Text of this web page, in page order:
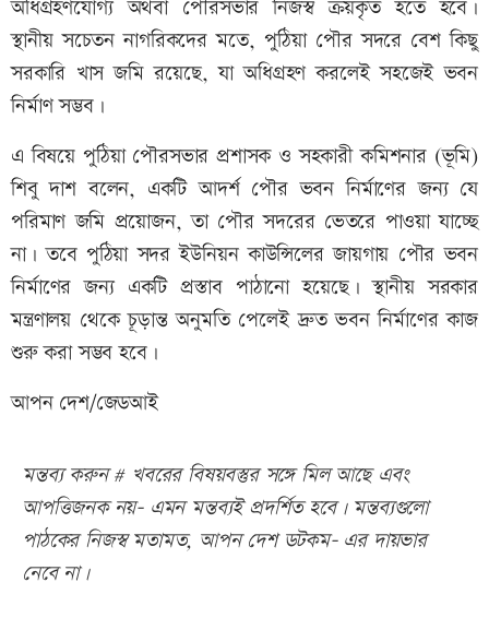
অধিগ্রহণযোগ্য অথবা পৌরসভার নিজস্ব ক্রয়কৃত হতে হবে।
স্থানীয় সচেতন নাগরিকদের মতে, পুঠিয়া পৌর সদরে বেশ কিছু
সরকারি খাস জমি রয়েছে, যা অধিগ্রহণ করলেই সহজেই ভবন
নির্মাণ সম্ভব।
এ বিষয়ে পুঠিয়া পৌরসভার প্রশাসক ও সহকারী কমিশনার (ভূমি)
শিবু দাশ বলেন, একটি আদর্শ পৌর ভবন নির্মাণের জন্য যে
পরিমাণ জমি প্রয়োজন, তা পৌর সদরের ভেতরে পাওয়া যাচ্ছে
না। তবে পুঠিয়া সদর ইউনিয়ন কাউন্সিলের জায়গায় পৌর ভবন
নির্মাণের জন্য একটি প্রস্তাব পাঠানো হয়েছে। স্থানীয় সরকার
মন্ত্রণালয় থেকে চূড়ান্ত অনুমতি পেলেই দ্রুত ভবন নির্মাণের কাজ
শুরু করা সম্ভব হবে।
আপন দেশ/জেডআই
মন্তব্য করুন # খবরের বিষয়বস্তুর সঙ্গে মিল আছে এবং
আপত্তিজনক নয়- এমন মন্তব্যই প্রদর্শিত হবে। মন্তব্যগুলো
পাঠকের নিজস্ব মতামত, আপন দেশ ডটকম- এর দায়ভার
নেবে না।